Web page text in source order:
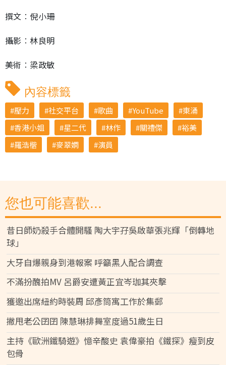
撰文︰倪小珊
攝影︰林良明
美術︰梁政敏
內容標籤
壓力 社交平台 歌曲 YouTube
東涌
香港小姐
星二代 林作 關禮傑
裕美
羅浩楷
麥翠嫻 演員
您也可能喜歡...
昔日師奶殺手合體開騷 陶大宇孖吳啟華張兆輝「倒轉地
球」
大牙自爆親身到港報案 呼籲黑人配合調查
不滿扮醜拍MV 呂爵安遭黃正宜岑珈其夾擊
獲邀出席紐約時裝周 邱彥筒寓工作於集郵
撇甩老公囝囝 陳慧琳排舞室度過51歲生日
主持《歐洲鐵騎遊》憶辛酸史 袁偉豪拍《鐵探》瘦到皮
包骨